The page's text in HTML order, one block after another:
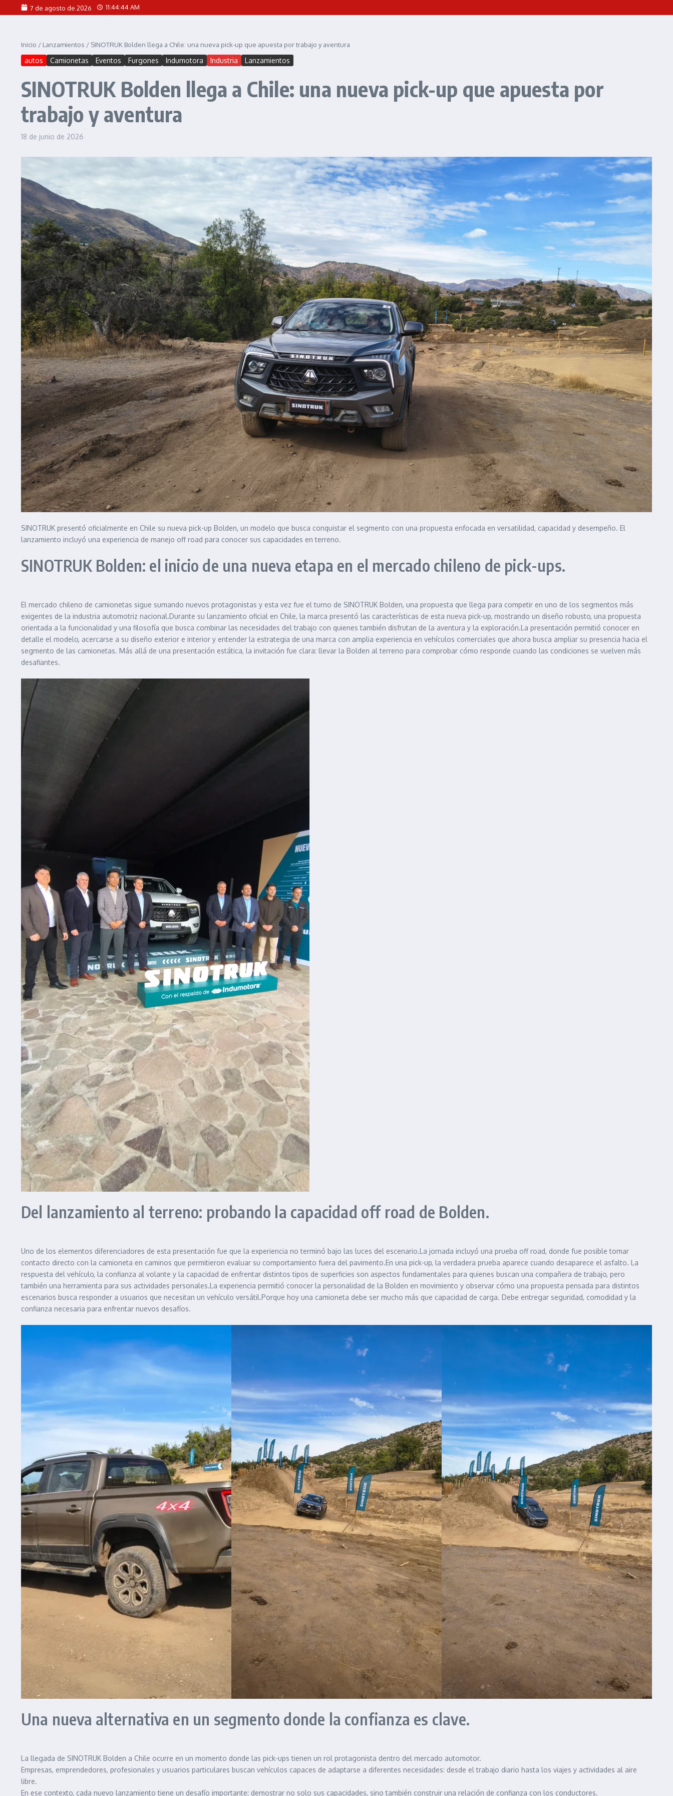
Saltar al contenido7 de agosto de 2026 11:44:46 AM
Inicio / Lanzamientos / SINOTRUK Bolden llega a Chile: una nueva pick-up que apuesta por trabajo y aventura
autos Camionetas Eventos Furgones Indumotora Industria Lanzamientos
SINOTRUK Bolden llega a Chile: una nueva pick-up que apuesta por
trabajo y aventura
18 de junio de 2026
SINOTRUK presentó oficialmente en Chile su nueva pick-up Bolden, un modelo que busca conquistar el segmento con una propuesta enfocada en versatilidad, capacidad y desempeño. El
lanzamiento incluyó una experiencia de manejo off road para conocer sus capacidades en terreno.
SINOTRUK Bolden: el inicio de una nueva etapa en el mercado chileno de pick-ups.
El mercado chileno de camionetas sigue sumando nuevos protagonistas y esta vez fue el turno de SINOTRUK Bolden, una propuesta que llega para competir en uno de los segmentos más
exigentes de la industria automotriz nacional.Durante su lanzamiento oficial en Chile, la marca presentó las características de esta nueva pick-up, mostrando un diseño robusto, una propuesta
orientada a la funcionalidad y una filosofía que busca combinar las necesidades del trabajo con quienes también disfrutan de la aventura y la exploración.La presentación permitió conocer en
detalle el modelo, acercarse a su diseño exterior e interior y entender la estrategia de una marca con amplia experiencia en vehículos comerciales que ahora busca ampliar su presencia hacia el
segmento de las camionetas. Más allá de una presentación estática, la invitación fue clara: llevar la Bolden al terreno para comprobar cómo responde cuando las condiciones se vuelven más
desafiantes.
Del lanzamiento al terreno: probando la capacidad off road de Bolden.
Uno de los elementos diferenciadores de esta presentación fue que la experiencia no terminó bajo las luces del escenario.La jornada incluyó una prueba off road, donde fue posible tomar
contacto directo con la camioneta en caminos que permitieron evaluar su comportamiento fuera del pavimento.En una pick-up, la verdadera prueba aparece cuando desaparece el asfalto. La
respuesta del vehículo, la confianza al volante y la capacidad de enfrentar distintos tipos de superficies son aspectos fundamentales para quienes buscan una compañera de trabajo, pero
también una herramienta para sus actividades personales.La experiencia permitió conocer la personalidad de la Bolden en movimiento y observar cómo una propuesta pensada para distintos
escenarios busca responder a usuarios que necesitan un vehículo versátil.Porque hoy una camioneta debe ser mucho más que capacidad de carga. Debe entregar seguridad, comodidad y la
confianza necesaria para enfrentar nuevos desafíos.
Una nueva alternativa en un segmento donde la confianza es clave.
La llegada de SINOTRUK Bolden a Chile ocurre en un momento donde las pick-ups tienen un rol protagonista dentro del mercado automotor.
Empresas, emprendedores, profesionales y usuarios particulares buscan vehículos capaces de adaptarse a diferentes necesidades: desde el trabajo diario hasta los viajes y actividades al aire
libre.
En ese contexto, cada nuevo lanzamiento tiene un desafío importante: demostrar no solo sus capacidades, sino también construir una relación de confianza con los conductores.